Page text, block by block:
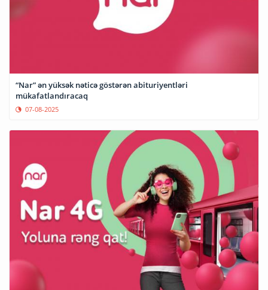
“Nar” ən yüksək nəticə göstərən abituriyentləri
mükafatlandıracaq
07-08-2025